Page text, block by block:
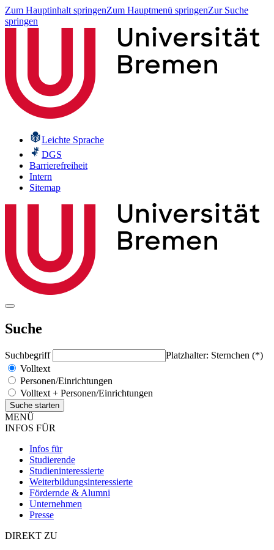
Zum Hauptinhalt springenZum Hauptmenü springenZur Suche
springen
Leichte Sprache
DGS
Barrierefreiheit
Intern
Sitemap
Suche
Suchbegriff
Platzhalter: Sternchen (*)
Volltext
Personen/Einrichtungen
Volltext + Personen/Einrichtungen
MENÜ
INFOS FÜR
Infos für
Studierende
Studieninteressierte
Weiterbildungsinteressierte
Fördernde & Alumni
Unternehmen
Presse
DIREKT ZU